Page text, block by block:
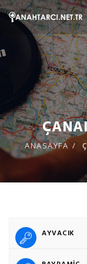
ANASAYFA
AYVACIK